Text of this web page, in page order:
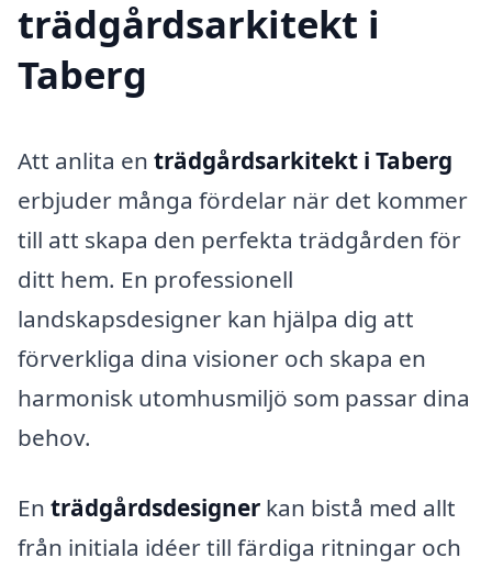
trädgårdsarkitekt i
Taberg
Att anlita en trädgårdsarkitekt i Taberg
erbjuder många fördelar när det kommer
till att skapa den perfekta trädgården för
ditt hem. En professionell
landskapsdesigner kan hjälpa dig att
förverkliga dina visioner och skapa en
harmonisk utomhusmiljö som passar dina
behov.
En trädgårdsdesigner kan bistå med allt
från initiala idéer till färdiga ritningar och